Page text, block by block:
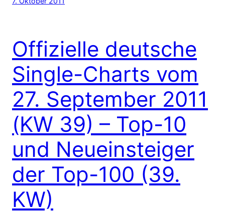
Offizielle deutsche
Single-Charts vom
27. September 2011
(KW 39) – Top-10
und Neueinsteiger
der Top-100 (39.
KW)